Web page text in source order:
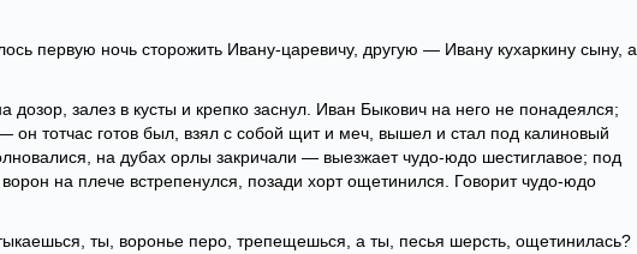
первую ночь сторожить Ивану-царевичу, другую — Ивану кухаркину сыну, а
дозор, залез в кусты и крепко заснул. Иван Быкович на него не понадеялся;
он тотчас готов был, взял с собой щит и меч, вышел и стал под калиновый
на дубах орлы закричали — выезжает чудо-юдо шестиглавое; под
на плече встрепенулся, позади хорт ощетинился. Говорит чудо-юдо
ты, воронье перо, трепещешься, а ты, песья шерсть, ощетинилась?